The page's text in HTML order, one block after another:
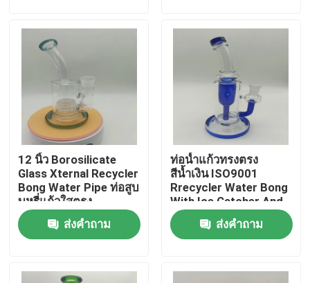
ผลิตภัณฑ์
เกี่ยวกับเรา
ทัวร์โรงงาน
ควบคุมคุณภาพ
ติดต่อเรา
12 นิ้ว Borosilicate
Glass Xternal Recycler
Bong Water Pipe ท่อสูบ
บุหรี่แก้วใสตรง
ส่งคำถาม
ท่อน้ำแก้วทรงตรง
สีน้ำเงิน ISO9001
Rrecycler Water Bong
With Ice Catcher And
Percolator
ส่งคำถาม